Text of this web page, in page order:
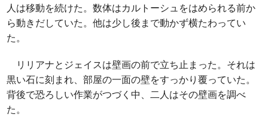
人は移動を続けた。数体はカルトーシュをはめられる前か
ら動きだしていた。他は少し後まで動かず横たわってい
た。
リリアナとジェイスは壁画の前で立ち止まった。それは
黒い石に刻まれ、部屋の一面の壁をすっかり覆っていた。
背後で恐ろしい作業がつづく中、二人はその壁画を調べ
た。